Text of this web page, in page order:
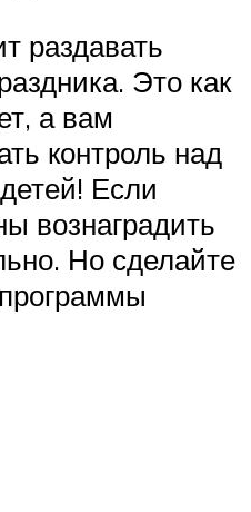
раздавать
Это как
а вам
контроль над
Если
вознаградить
Но сделайте